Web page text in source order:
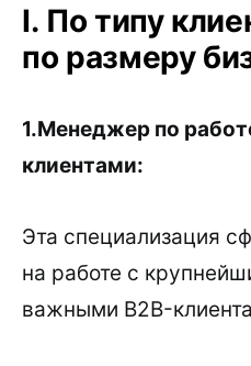
I. По типу
по размеру
1.Менеджер по
клиентами:
Эта специализация
на работе с
важными B2B-